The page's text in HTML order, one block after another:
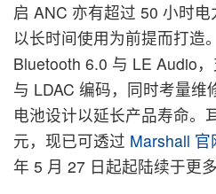
启 ANC 亦有超过 50 小时
以长时间使用为前提而打造
Bluetooth 6.0 与 LE Audio
与 LDAC 编码，同时考量维
电池设计以延长产品寿命。
元，现已可透过 Marshall 官
年 5 月 27 日起起陆续于更